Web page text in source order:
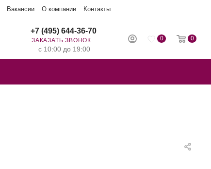
Вакансии О компании Контакты
0 0
+7 (495) 644-36-70
ЗАКАЗАТЬ ЗВОНОК
с 10:00 до 19:00